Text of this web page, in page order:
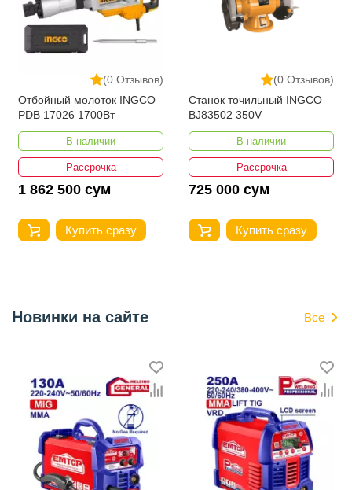
(0 Отзывов)
Отбойный молоток INGCO
PDB 17026 1700Вт
В наличии
Рассрочка
1 862 500 сум
Купить сразу
(0 Отзывов)
Станок точильный INGCO
BJ83502 350V
В наличии
Рассрочка
725 000 сум
Купить сразу
Новинки на сайте Все